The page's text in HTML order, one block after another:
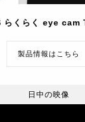
らくらく eye cam
製品情報はこちら
日中の映像